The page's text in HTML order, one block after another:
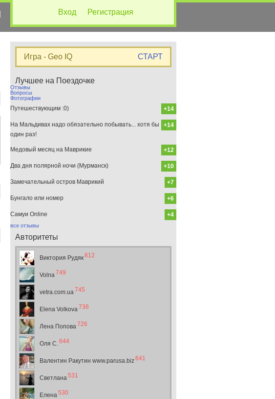
Вход Регистрация
Игра - Geo IQ СТАРТ
Лучшее на Поездочке
Отзывы
Вопросы
Фотографии
+14
Путешествующим :0)
+14
На Мальдивах надо обязательно побывать... хотя бы
один раз!
+12
Медовый месяц на Маврикие
+10
Два дня полярной ночи (Мурманск)
+7
Замечательный остров Маврикий
+6
Бунгало или номер
+4
Самуи Online
все отзывы
Авторитеты
Виктория Рудяк812
Volna749
vetra.com.ua745
Elena Volkova736
Лена Попова726
Оля С.644
Валентин Ракутин www.parusa.biz641
Светлана531
Елена530